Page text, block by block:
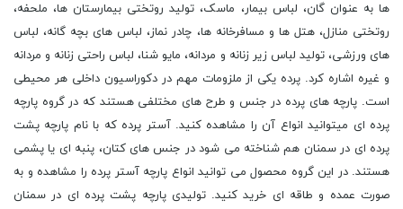
ها به عنوان گان، لباس بیمار، ماسک، تولید روتختی بیمارستان ها، ملحفه،
روتختی منازل، هتل ها و مسافرخانه ها، چادر نماز، لباس های بچه گانه، لباس
های ورزشی، تولید لباس زیر زنانه و مردانه، مایو شنا، لباس راحتی زنانه و مردانه
و غیره اشاره کرد. پرده یکی از ملزومات مهم در دکوراسیون داخلی هر محیطی
است. پارچه های پرده در جنس و طرح های مختلفی هستند که در گروه پارچه
پرده ای میتوانید انواع آن را مشاهده کنید. آستر پرده که با نام پارچه پشت
پرده ای در سمنان هم شناخته می شود در جنس های کتان، پنبه ای یا پشمی
هستند. در این گروه محصول می توانید انواع پارچه آستر پرده را مشاهده و به
صورت عمده و طاقه ای خرید کنید. تولیدی پارچه پشت پرده ای در سمنان